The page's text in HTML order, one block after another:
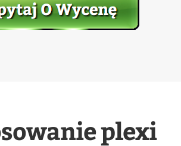
plexi